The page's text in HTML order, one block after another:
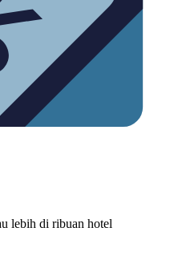
lebih di ribuan hotel